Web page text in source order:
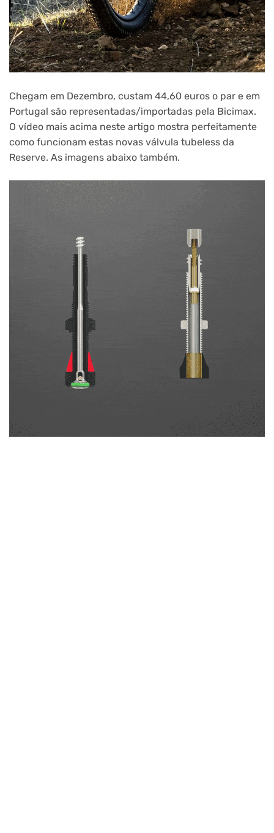
Chegam em Dezembro, custam 44,60 euros o par e em
Portugal são representadas/importadas pela Bicimax.
O vídeo mais acima neste artigo mostra perfeitamente
como funcionam estas novas válvula tubeless da
Reserve. As imagens abaixo também.